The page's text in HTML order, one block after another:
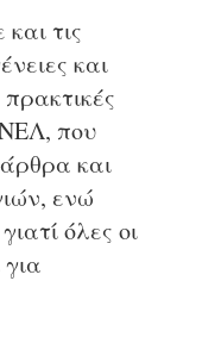
τις
και
που
και
ενώ
όλες οι